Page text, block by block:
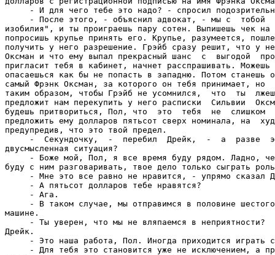
- И для чего тебе это надо? - спросил
- После этого, - объяснил адвокат, - мы с  тобой
изобилия", и ты проиграешь пару сотен. Выпишешь чек на
попросишь крупье принять его. Крупье, разумеется,
получить у него разрешение. Грэйб сразу решит, что у
Оксман и что ему выпал прекрасный шанс  с  выгодой
пригласит тебя в кабинет, начнет расспрашивать.
опасаешься как бы не попасть в западню. Потом станешь
самый Фрэнк Оксман, за которого он тебя принимает, но
таким образом, чтобы Грэйб не усомнился,  что  ты
предложит нам перекупить у него расписки  Сильвии
будешь притвориться, Пол, что  это  тебя  не  слишком
предложить ему долларов пятьсот сверх номинала, на
предупредив, что это твой предел.
-  Секундочку,  -  перебил  Дрейк,  -  а  разве
двусмысленная ситуация?
- Боже мой, Пол, я все время буду рядом. Ладно,
буду с ним разговаривать, твое дело только сыграть
- Мне это все равно не нравится, - упрямо сказал
     - А пятьсот долларов тебе нравятся?
     - Ага.
- В таком случае, мы отправимся в половине
машине.
- Ты уверен, что мы не вляпаемся в неприятности?
Дрейк.
- Это наша работа, Пол. Иногда приходится играть
- Для тебя это становится уже не исключением, а